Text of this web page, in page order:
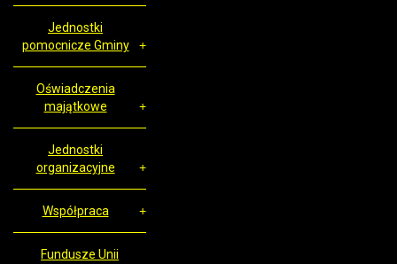
Jednostki
pomocnicze Gminy
Oświadczenia
majątkowe
Jednostki
organizacyjne
Współpraca
Fundusze Unii